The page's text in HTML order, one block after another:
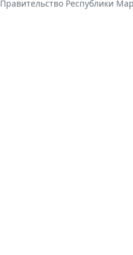
Правительство Республики